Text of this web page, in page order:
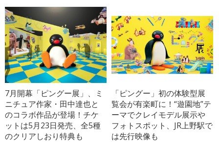
7月開幕「ピングー展」、ミ
ニチュア作家・田中達也と
のコラボ作品が登場！チケ
ットは5月23日発売、全5種
のクリアしおり特典も
「ピングー」初の体験型展
覧会が有楽町に！“遊園地”テ
ーマでクレイモデル展示や
フォトスポット、JR上野駅で
は先行映像も